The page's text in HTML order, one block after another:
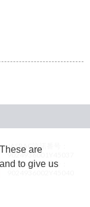
JASRAC許諾番号：
9024936001Y45037
JASRAC許諾番号：
are
to give us